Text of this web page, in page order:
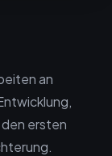
an
ersten